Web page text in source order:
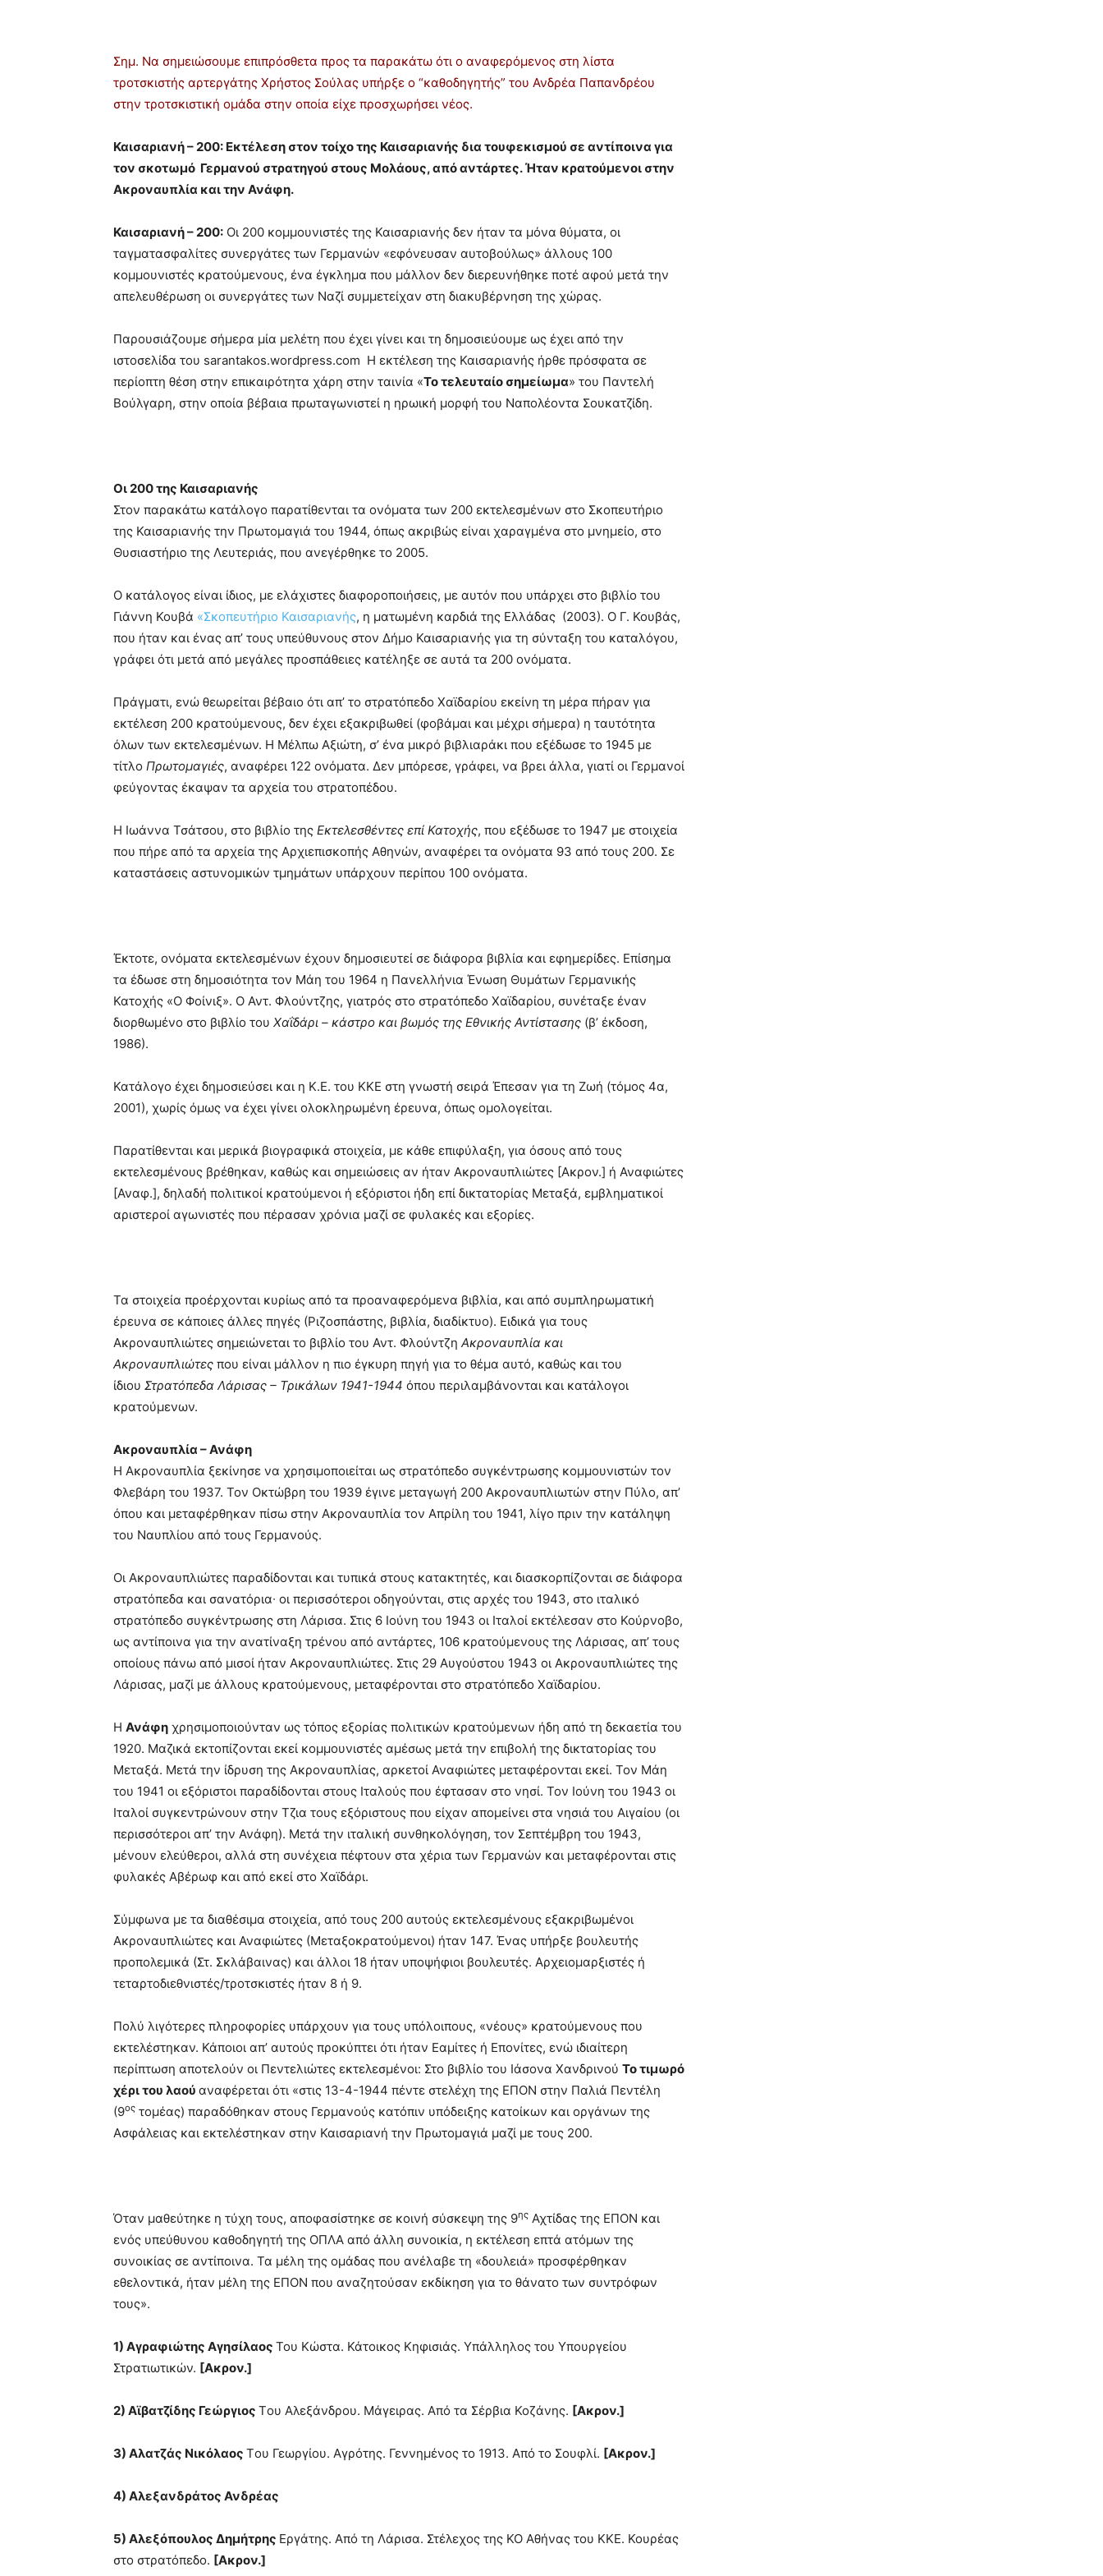
Σημ. Να σημειώσουμε επιπρόσθετα προς τα παρακάτω ότι ο αναφερόμενος στη λίστα
τροτσκιστής αρτεργάτης Χρήστος Σούλας υπήρξε ο “καθοδηγητής” του Ανδρέα Παπανδρέου
στην τροτσκιστική ομάδα στην οποία είχε προσχωρήσει νέος.
Καισαριανή – 200: Εκτέλεση στον τοίχο της Καισαριανής δια τουφεκισμού σε αντίποινα για
τον σκοτωμό Γερμανού στρατηγού στους Μολάους, από αντάρτες. Ήταν κρατούμενοι στην
Ακροναυπλία και την Ανάφη.
Καισαριανή – 200: Οι 200 κομμουνιστές της Καισαριανής δεν ήταν τα μόνα θύματα, οι
ταγματασφαλίτες συνεργάτες των Γερμανών «εφόνευσαν αυτοβούλως» άλλους 100
κομμουνιστές κρατούμενους, ένα έγκλημα που μάλλον δεν διερευνήθηκε ποτέ αφού μετά την
απελευθέρωση οι συνεργάτες των Ναζί συμμετείχαν στη διακυβέρνηση της χώρας.
Παρουσιάζουμε σήμερα μία μελέτη που έχει γίνει και τη δημοσιεύουμε ως έχει από την
ιστοσελίδα του sarantakos.wordpress.com Η εκτέλεση της Καισαριανής ήρθε πρόσφατα σε
περίοπτη θέση στην επικαιρότητα χάρη στην ταινία «Το τελευταίο σημείωμα» του Παντελή
Βούλγαρη, στην οποία βέβαια πρωταγωνιστεί η ηρωική μορφή του Ναπολέοντα Σουκατζίδη.
Οι 200 της Καισαριανής
Στον παρακάτω κατάλογο παρατίθενται τα ονόματα των 200 εκτελεσμένων στο Σκοπευτήριο
της Καισαριανής την Πρωτομαγιά του 1944, όπως ακριβώς είναι χαραγμένα στο μνημείο, στο
Θυσιαστήριο της Λευτεριάς, που ανεγέρθηκε το 2005.
Ο κατάλογος είναι ίδιος, με ελάχιστες διαφοροποιήσεις, με αυτόν που υπάρχει στο βιβλίο του
Γιάννη Κουβά «Σκοπευτήριο Καισαριανής, η ματωμένη καρδιά της Ελλάδας (2003). Ο Γ. Κουβάς,
που ήταν και ένας απ’ τους υπεύθυνους στον Δήμο Καισαριανής για τη σύνταξη του καταλόγου,
γράφει ότι μετά από μεγάλες προσπάθειες κατέληξε σε αυτά τα 200 ονόματα.
Πράγματι, ενώ θεωρείται βέβαιο ότι απ’ το στρατόπεδο Χαϊδαρίου εκείνη τη μέρα πήραν για
εκτέλεση 200 κρατούμενους, δεν έχει εξακριβωθεί (φοβάμαι και μέχρι σήμερα) η ταυτότητα
όλων των εκτελεσμένων. Η Μέλπω Αξιώτη, σ’ ένα μικρό βιβλιαράκι που εξέδωσε το 1945 με
τίτλο Πρωτομαγιές, αναφέρει 122 ονόματα. Δεν μπόρεσε, γράφει, να βρει άλλα, γιατί οι Γερμανοί
φεύγοντας έκαψαν τα αρχεία του στρατοπέδου.
Η Ιωάννα Τσάτσου, στο βιβλίο της Εκτελεσθέντες επί Κατοχής, που εξέδωσε το 1947 με στοιχεία
που πήρε από τα αρχεία της Αρχιεπισκοπής Αθηνών, αναφέρει τα ονόματα 93 από τους 200. Σε
καταστάσεις αστυνομικών τμημάτων υπάρχουν περίπου 100 ονόματα.
Έκτοτε, ονόματα εκτελεσμένων έχουν δημοσιευτεί σε διάφορα βιβλία και εφημερίδες. Επίσημα
τα έδωσε στη δημοσιότητα τον Μάη του 1964 η Πανελλήνια Ένωση Θυμάτων Γερμανικής
Κατοχής «Ο Φοίνιξ». Ο Αντ. Φλούντζης, γιατρός στο στρατόπεδο Χαϊδαρίου, συνέταξε έναν
διορθωμένο στο βιβλίο του Χαΐδάρι – κάστρο και βωμός της Εθνικής Αντίστασης (β’ έκδοση,
1986).
Κατάλογο έχει δημοσιεύσει και η Κ.Ε. του ΚΚΕ στη γνωστή σειρά Έπεσαν για τη Ζωή (τόμος 4α,
2001), χωρίς όμως να έχει γίνει ολοκληρωμένη έρευνα, όπως ομολογείται.
Παρατίθενται και μερικά βιογραφικά στοιχεία, με κάθε επιφύλαξη, για όσους από τους
εκτελεσμένους βρέθηκαν, καθώς και σημειώσεις αν ήταν Ακροναυπλιώτες [Ακρον.] ή Αναφιώτες
[Αναφ.], δηλαδή πολιτικοί κρατούμενοι ή εξόριστοι ήδη επί δικτατορίας Μεταξά, εμβληματικοί
αριστεροί αγωνιστές που πέρασαν χρόνια μαζί σε φυλακές και εξορίες.
Τα στοιχεία προέρχονται κυρίως από τα προαναφερόμενα βιβλία, και από συμπληρωματική
έρευνα σε κάποιες άλλες πηγές (Ριζοσπάστης, βιβλία, διαδίκτυο). Ειδικά για τους
Ακροναυπλιώτες σημειώνεται το βιβλίο του Αντ. Φλούντζη Ακροναυπλία και
Ακροναυπλιώτες που είναι μάλλον η πιο έγκυρη πηγή για το θέμα αυτό, καθώς και του
ίδιου Στρατόπεδα Λάρισας – Τρικάλων 1941-1944 όπου περιλαμβάνονται και κατάλογοι
κρατούμενων.
Ακροναυπλία – Ανάφη
Η Ακροναυπλία ξεκίνησε να χρησιμοποιείται ως στρατόπεδο συγκέντρωσης κομμουνιστών τον
Φλεβάρη του 1937. Τον Οκτώβρη του 1939 έγινε μεταγωγή 200 Ακροναυπλιωτών στην Πύλο, απ’
όπου και μεταφέρθηκαν πίσω στην Ακροναυπλία τον Απρίλη του 1941, λίγο πριν την κατάληψη
του Ναυπλίου από τους Γερμανούς.
Οι Ακροναυπλιώτες παραδίδονται και τυπικά στους κατακτητές, και διασκορπίζονται σε διάφορα
στρατόπεδα και σανατόρια∙ οι περισσότεροι οδηγούνται, στις αρχές του 1943, στο ιταλικό
στρατόπεδο συγκέντρωσης στη Λάρισα. Στις 6 Ιούνη του 1943 οι Ιταλοί εκτέλεσαν στο Κούρνοβο,
ως αντίποινα για την ανατίναξη τρένου από αντάρτες, 106 κρατούμενους της Λάρισας, απ’ τους
οποίους πάνω από μισοί ήταν Ακροναυπλιώτες. Στις 29 Αυγούστου 1943 οι Ακροναυπλιώτες της
Λάρισας, μαζί με άλλους κρατούμενους, μεταφέρονται στο στρατόπεδο Χαϊδαρίου.
Η Ανάφη χρησιμοποιούνταν ως τόπος εξορίας πολιτικών κρατούμενων ήδη από τη δεκαετία του
1920. Μαζικά εκτοπίζονται εκεί κομμουνιστές αμέσως μετά την επιβολή της δικτατορίας του
Μεταξά. Μετά την ίδρυση της Ακροναυπλίας, αρκετοί Αναφιώτες μεταφέρονται εκεί. Τον Μάη
του 1941 οι εξόριστοι παραδίδονται στους Ιταλούς που έφτασαν στο νησί. Τον Ιούνη του 1943 οι
Ιταλοί συγκεντρώνουν στην Τζια τους εξόριστους που είχαν απομείνει στα νησιά του Αιγαίου (οι
περισσότεροι απ’ την Ανάφη). Μετά την ιταλική συνθηκολόγηση, τον Σεπτέμβρη του 1943,
μένουν ελεύθεροι, αλλά στη συνέχεια πέφτουν στα χέρια των Γερμανών και μεταφέρονται στις
φυλακές Αβέρωφ και από εκεί στο Χαϊδάρι.
Σύμφωνα με τα διαθέσιμα στοιχεία, από τους 200 αυτούς εκτελεσμένους εξακριβωμένοι
Ακροναυπλιώτες και Αναφιώτες (Μεταξοκρατούμενοι) ήταν 147. Ένας υπήρξε βουλευτής
προπολεμικά (Στ. Σκλάβαινας) και άλλοι 18 ήταν υποψήφιοι βουλευτές. Αρχειομαρξιστές ή
τεταρτοδιεθνιστές/τροτσκιστές ήταν 8 ή 9.
Πολύ λιγότερες πληροφορίες υπάρχουν για τους υπόλοιπους, «νέους» κρατούμενους που
εκτελέστηκαν. Κάποιοι απ’ αυτούς προκύπτει ότι ήταν Εαμίτες ή Επονίτες, ενώ ιδιαίτερη
περίπτωση αποτελούν οι Πεντελιώτες εκτελεσμένοι: Στο βιβλίο του Ιάσονα Χανδρινού Το τιμωρό
χέρι του λαού αναφέρεται ότι «στις 13-4-1944 πέντε στελέχη της ΕΠΟΝ στην Παλιά Πεντέλη
(9ος τομέας) παραδόθηκαν στους Γερμανούς κατόπιν υπόδειξης κατοίκων και οργάνων της
Ασφάλειας και εκτελέστηκαν στην Καισαριανή την Πρωτομαγιά μαζί με τους 200.
Όταν μαθεύτηκε η τύχη τους, αποφασίστηκε σε κοινή σύσκεψη της 9ης Αχτίδας της ΕΠΟΝ και
ενός υπεύθυνου καθοδηγητή της ΟΠΛΑ από άλλη συνοικία, η εκτέλεση επτά ατόμων της
συνοικίας σε αντίποινα. Τα μέλη της ομάδας που ανέλαβε τη «δουλειά» προσφέρθηκαν
εθελοντικά, ήταν μέλη της ΕΠΟΝ που αναζητούσαν εκδίκηση για το θάνατο των συντρόφων
τους».
1) Αγραφιώτης Αγησίλαος Του Κώστα. Κάτοικος Κηφισιάς. Υπάλληλος του Υπουργείου
Στρατιωτικών. [Ακρον.]
2) Αϊβατζίδης Γεώργιος Tου Αλεξάνδρου. Μάγειρας. Από τα Σέρβια Κοζάνης. [Ακρον.]
3) Αλατζάς Νικόλαος Tου Γεωργίου. Αγρότης. Γεννημένος το 1913. Από το Σουφλί. [Ακρον.]
4) Αλεξανδράτος Ανδρέας
5) Αλεξόπουλος Δημήτρης Εργάτης. Από τη Λάρισα. Στέλεχος της ΚΟ Αθήνας του ΚΚΕ. Κουρέας
στο στρατόπεδο. [Ακρον.]